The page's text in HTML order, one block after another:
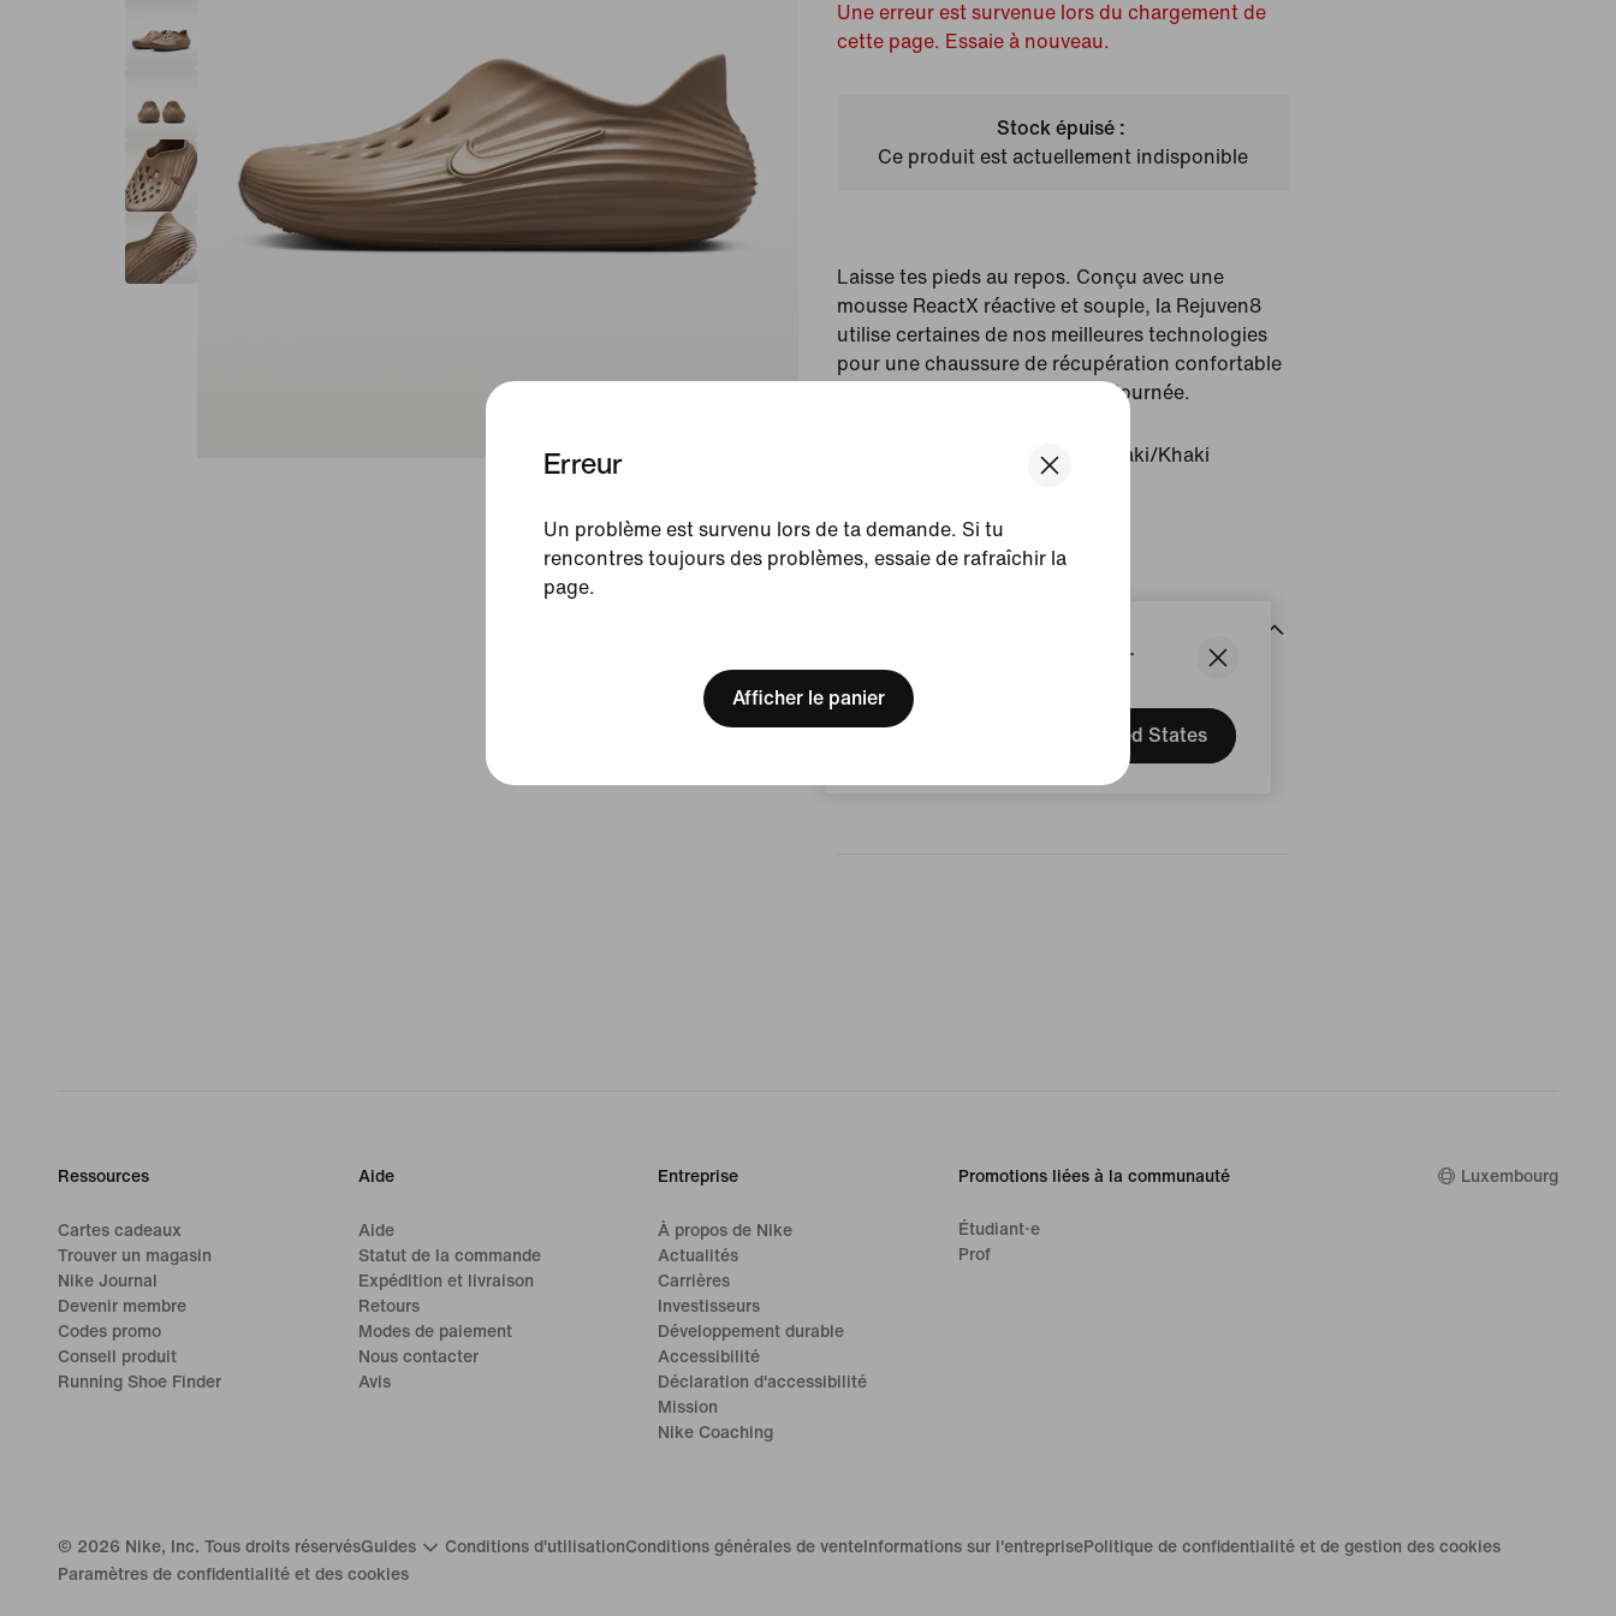
We think you are in United States.
Update your location?
United States
Erreur
Un problème est survenu lors de ta demande. Si tu
rencontres toujours des problèmes, essaie de rafraîchir la
page.
Afficher le panier
Une erreur est survenue lors du chargement de
cette page. Essaie à nouveau.
Stock épuisé :
Ce produit est actuellement indisponible
Laisse tes pieds au repos. Conçu avec une
mousse ReactX réactive et souple, la Rejuven8
utilise certaines de nos meilleures technologies
pour une chaussure de récupération confortable
que tu voudras porter toute la journée.
Khaki/Khaki/Khaki
Afficher les détails du produit
Ressources
Cartes cadeaux
Trouver un magasin
Nike Journal
Devenir membre
Codes promo
Conseil produit
Running Shoe Finder
Aide
Aide
Statut de la commande
Expédition et livraison
Retours
Modes de paiement
Nous contacter
Avis
Entreprise
À propos de Nike
Actualités
Carrières
Investisseurs
Développement durable
Accessibilité
Déclaration d'accessibilité
Mission
Nike Coaching
Promotions liées à la communauté
Étudiant·e
Prof
Luxembourg
© 2026 Nike, Inc. Tous droits réservésGuides Conditions d'utilisationConditions générales de vente Informations sur l'entreprisePolitique de confidentialité et de gestion des cookies
Paramètres de confidentialité et des cookies